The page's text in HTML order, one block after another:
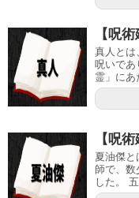
【呪
真人とは
呪いであ
霊」に
【呪
夏油傑
師で、数
した。